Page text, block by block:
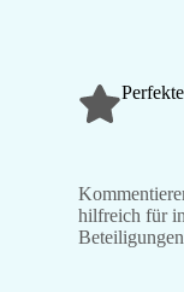
hilfreich für